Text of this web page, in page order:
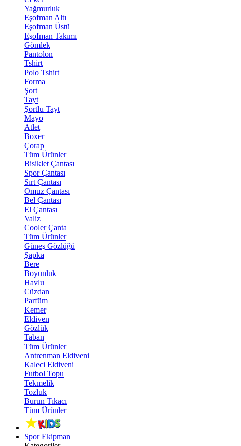
Yağmurluk
Eşofman Altı
Eşofman Üstü
Eşofman Takımı
Gömlek
Pantolon
Tshirt
Polo Tshirt
Forma
Şort
Tayt
Şortlu Tayt
Mayo
Atlet
Boxer
Çorap
Tüm Ürünler
Bisiklet Çantası
Spor Çantası
Sırt Çantası
Omuz Çantası
Bel Çantası
El Çantası
Valiz
Cooler Çanta
Tüm Ürünler
Güneş Gözlüğü
Şapka
Bere
Boyunluk
Havlu
Cüzdan
Parfüm
Kemer
Eldiven
Gözlük
Taban
Tüm Ürünler
Antrenman Eldiveni
Kaleci Eldiveni
Futbol Topu
Tekmelik
Tozluk
Burun Tıkacı
Tüm Ürünler
Spor Ekipman